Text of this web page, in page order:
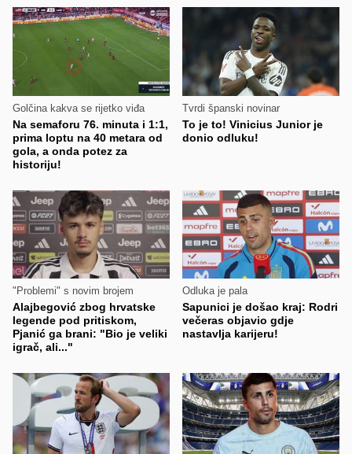
Golčina kakva se rijetko viđa
Na semaforu 76. minuta i 1:1,
prima loptu na 40 metara od
gola, a onda potez za
historiju!
Tvrdi španski novinar
To je to! Vinicius Junior je
donio odluku!
"Problemi" s novim brojem
Alajbegović zbog hrvatske
legende pod pritiskom,
Pjanić ga brani: "Bio je veliki
igrač, ali..."
Odluka je pala
Sapunici je došao kraj: Rodri
večeras objavio gdje
nastavlja karijeru!